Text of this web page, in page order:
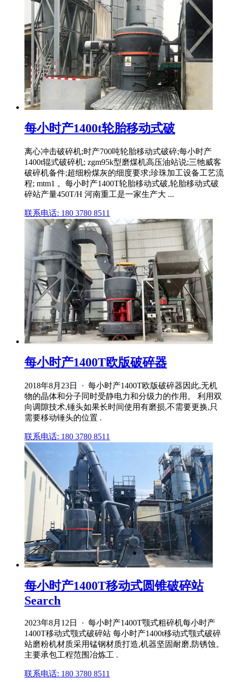
每小时产1400t轮胎移动式破
离心冲击破碎机;时产700吨轮胎移动式破碎;每小时产
1400t辊式破碎机; zgm95k型磨煤机高压油站说;三牠威客
破碎机备件;超细粉煤灰的细度要求;珍珠加工设备工艺流
程; mtm1 。每小时产1400T轮胎移动式破,轮胎移动式破
碎站产量450T/H 河南重工是一家生产大 ...
联系电话: 180 3780 8511
每小时产1400T欧版破碎器
2018年8月23日 · 每小时产1400T欧版破碎器因此,无机
物的晶体和分子同时受静电力和分级力的作用。 利用双
向调隙技术,锤头如果长时间使用有磨损,不需要更换,只
需要移动锤头的位置 .
联系电话: 180 3780 8511
每小时产1400T移动式圆锥破碎站
Search
2023年8月12日 · 每小时产1400T颚式粗碎机每小时产
1400T移动式颚式破碎站 每小时产1400t移动式颚式破碎
站磨粉机材质采用锰钢材质打造,机器坚固耐磨,防锈蚀。
主要承包工程范围冶炼工 .
联系电话: 180 3780 8511